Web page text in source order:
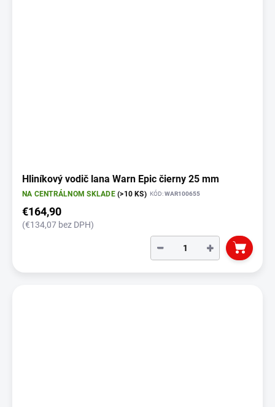
Hliníkový vodič lana Warn Epic čierny 25 mm
NA CENTRÁLNOM SKLADE(>10 KS) KÓD:WAR100655
€164,90
(€134,07 bez DPH)
+
−